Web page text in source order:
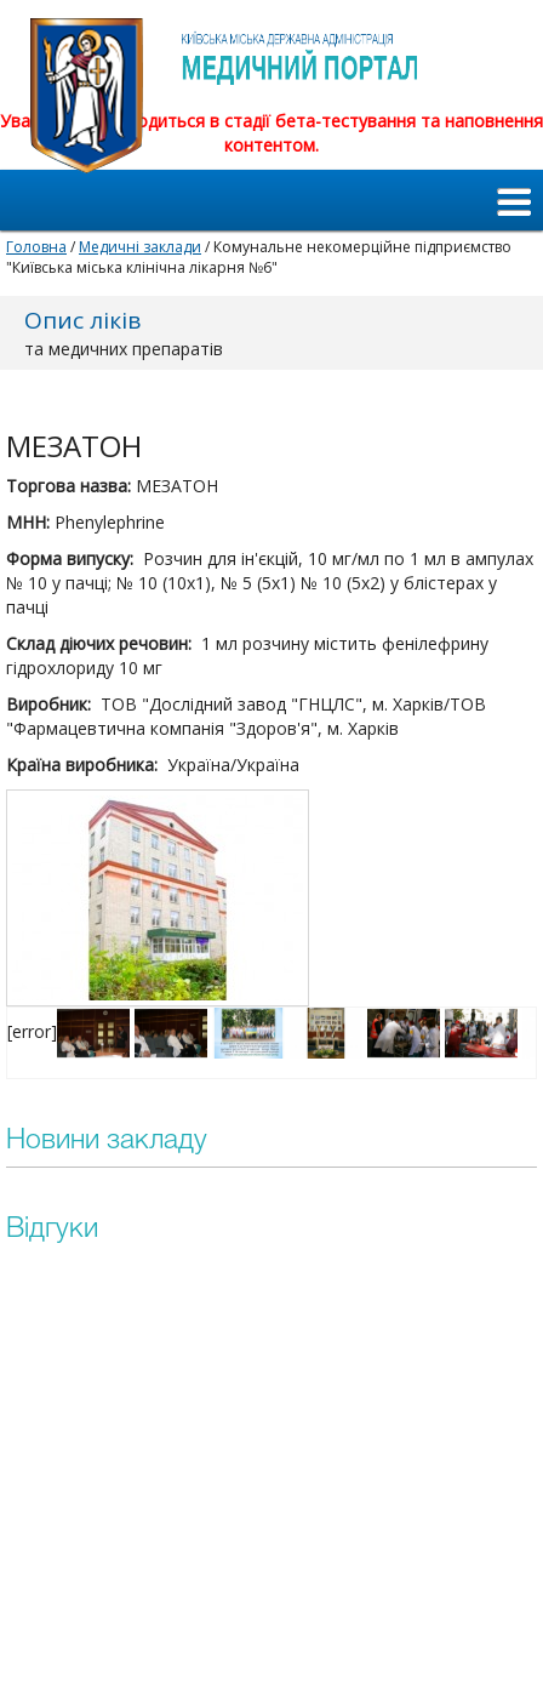
Увага! Сайт знаходиться в стадії бета-тестування та наповнення
контентом.
Головна /Медичні заклади / Комунальне некомерційне підприємство
"Київська міська клінічна лікарня №6"
Опис ліків
та медичних препаратів
МЕЗАТОН
Торгова назва: МЕЗАТОН
МНН: Phenylephrine
Форма випуску: Розчин для ін'єкцій, 10 мг/мл по 1 мл в ампулах
№ 10 у пачці; № 10 (10х1), № 5 (5х1) № 10 (5х2) у блістерах у
пачці
Склад діючих речовин: 1 мл розчину містить фенілефрину
гідрохлориду 10 мг
Виробник: ТОВ "Дослідний завод "ГНЦЛС", м. Харків/ТОВ
"Фармацевтична компанія "Здоров'я", м. Харків
Країна виробника: Україна/Україна
[error]
Новини закладу
Відгуки